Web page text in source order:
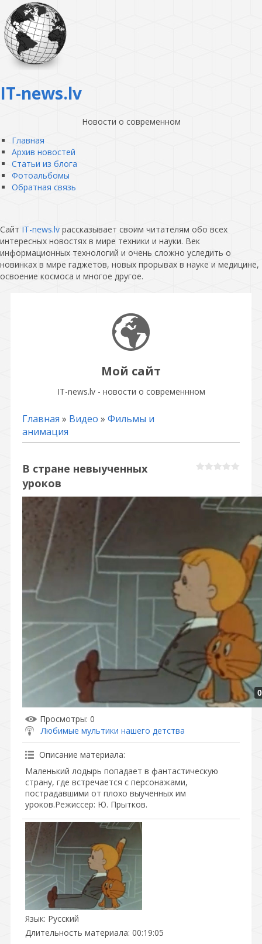
IT-news.lv
Новости о современном
Главная
Архив новостей
Статьи из блога
Фотоальбомы
Обратная связь
Сайт IT-news.lv рассказывает своим читателям обо всех
интересных новостях в мире техники и науки. Век
информационных технологий и очень сложно уследить о
новинках в мире гаджетов, новых прорывах в науке и медицине,
освоение космоса и многое другое.
Мой сайт
IT-news.lv - новости о современнном
Главная » Видео » Фильмы и
анимация
В стране невыученных
уроков
Просмотры: 0
Любимые мультики нашего детства
Описание материала:
Маленький лодырь попадает в фантастическую
страну, где встречается с персонажами,
пострадавшими от плохо выученных им
уроков.Режиссер: Ю. Прытков.
Язык: Русский
Длительность материала: 00:19:05